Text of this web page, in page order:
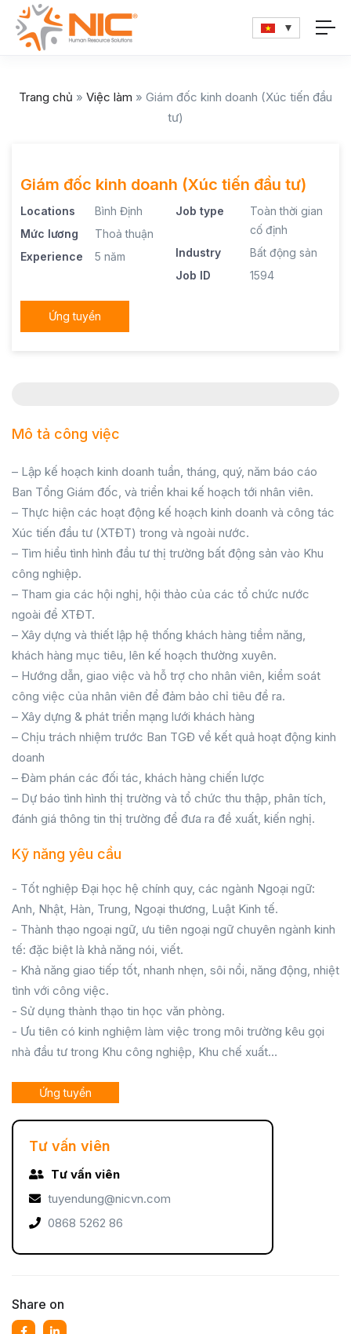
Trang chủ » Việc làm » Giám đốc kinh doanh (Xúc tiến đầu
tư)
Giám đốc kinh doanh (Xúc tiến đầu tư)
Locations
Bình Định
Mức lương
Thoả thuận
Experience
5 năm
Job type
Toàn thời gian
cố định
Industry
Bất động sản
Job ID
1594
Ứng tuyển
Mô tả công việc
– Lập kế hoạch kinh doanh tuần, tháng, quý, năm báo cáo
Ban Tổng Giám đốc, và triển khai kế hoạch tới nhân viên.
– Thực hiện các hoạt động kế hoạch kinh doanh và công tác
Xúc tiến đầu tư (XTĐT) trong và ngoài nước.
– Tìm hiểu tình hình đầu tư thị trường bất động sản vào Khu
công nghiệp.
– Tham gia các hội nghị, hội thảo của các tổ chức nước
ngoài để XTĐT.
– Xây dựng và thiết lập hệ thống khách hàng tiềm năng,
khách hàng mục tiêu, lên kế hoạch thường xuyên.
– Hướng dẫn, giao việc và hỗ trợ cho nhân viên, kiểm soát
công việc của nhân viên để đảm bảo chỉ tiêu đề ra.
– Xây dựng & phát triển mạng lưới khách hàng
– Chịu trách nhiệm trước Ban TGĐ về kết quả hoạt động kinh
doanh
– Đàm phán các đối tác, khách hàng chiến lược
– Dự báo tình hình thị trường và tổ chức thu thập, phân tích,
đánh giá thông tin thị trường để đưa ra đề xuất, kiến nghị.
Kỹ năng yêu cầu
- Tốt nghiệp Đại học hệ chính quy, các ngành Ngoại ngữ:
Anh, Nhật, Hàn, Trung, Ngoại thương, Luật Kinh tế.
- Thành thạo ngoại ngữ, ưu tiên ngoại ngữ chuyên ngành kinh
tế: đặc biệt là khả năng nói, viết.
- Khả năng giao tiếp tốt, nhanh nhẹn, sôi nổi, năng động, nhiệt
tình với công việc.
- Sử dụng thành thạo tin học văn phòng.
- Ưu tiên có kinh nghiệm làm việc trong môi trường kêu gọi
nhà đầu tư trong Khu công nghiệp, Khu chế xuất…
Ứng tuyển
Tư vấn viên
Tư vấn viên
tuyendung@nicvn.com
0868 5262 86
Share on